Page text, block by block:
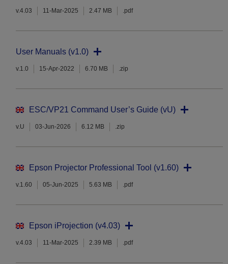
v.4.03 11-Mar-2025 2.47 MB .pdf
User Manuals (v1.0)
v.1.0 15-Apr-2022 6.70 MB .zip
ESC/VP21 Command User’s Guide (vU)
v.U 03-Jun-2026 6.12 MB .zip
Epson Projector Professional Tool (v1.60)
v.1.60 05-Jun-2025 5.63 MB .pdf
Epson iProjection (v4.03)
v.4.03 11-Mar-2025 2.39 MB .pdf